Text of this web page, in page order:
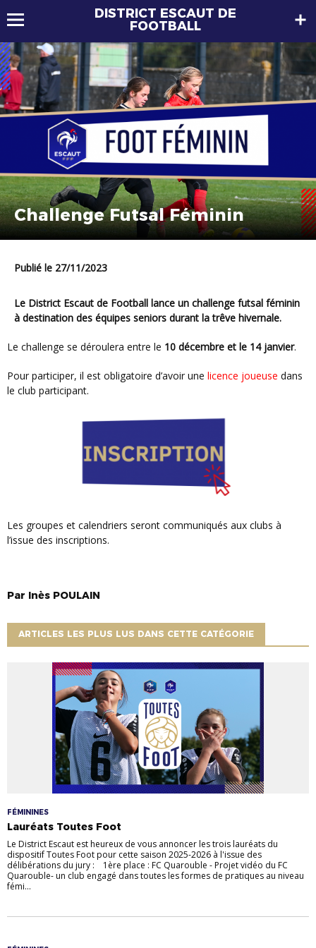
DISTRICT ESCAUT DE
FOOTBALL
Challenge Futsal Féminin
Publié le 27/11/2023
Le District Escaut de Football lance un challenge futsal féminin
à destination des équipes seniors durant la trêve hivernale.
Le challenge se déroulera entre le 10 décembre et le 14 janvier.
Pour participer, il est obligatoire d’avoir une licence joueuse dans
le club participant.
Les groupes et calendriers seront communiqués aux clubs à
l’issue des inscriptions.
Par Inès POULAIN
ARTICLES LES PLUS LUS DANS CETTE CATÉGORIE
FÉMININES
Lauréats Toutes Foot
Le District Escaut est heureux de vous annoncer les trois lauréats du
dispositif Toutes Foot pour cette saison 2025-2026 à l'issue des
délibérations du jury : 1ère place : FC Quarouble - Projet vidéo du FC
Quarouble- un club engagé dans toutes les formes de pratiques au niveau
fémi...